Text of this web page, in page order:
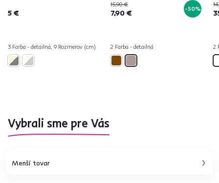
5 €
3 Farba - detailná, 9 Rozmerov (cm)
15,90 €
7,90 € -50%
2 Farba - detailná 2
Vybrali sme pre Vás
Menší tovar